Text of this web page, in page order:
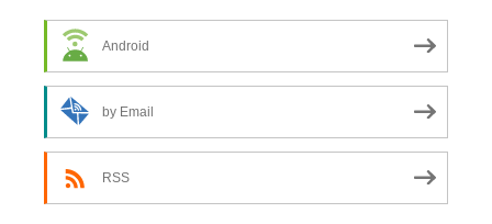
Android
by Email
RSS